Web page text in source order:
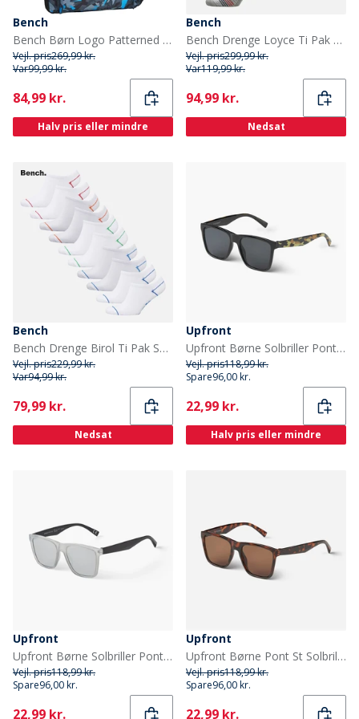
Bench
Bench Børn Logo Patterned Rygsække Flerfarvet
Vejl. pris269,99 kr.
Var99,99 kr.
Current
84,99 kr.
Halv pris eller mindre
Bench
Bench Drenge Loyce Ti Pak Sokker Multi
Vejl. pris299,99 kr.
Var119,99 kr.
Current
94,99 kr.
Nedsat
Bench
Bench Drenge Birol Ti Pak Sportsstrømper Hvid
Vejl. pris229,99 kr.
Var94,99 kr.
Current
79,99 kr.
Nedsat
Upfront
Upfront Børne Solbriller Pont St Pitch-Dark
Vejl. pris118,99 kr.
Spare96,00 kr.
Current
22,99 kr.
Halv pris eller mindre
Upfront
Upfront Børne Solbriller Pont St Light Grey
Vejl. pris118,99 kr.
Spare96,00 kr.
Current
22,99 kr.
Upfront
Upfront Børne Pont St Solbriller Medium Brown
Vejl. pris118,99 kr.
Spare96,00 kr.
Current
22,99 kr.